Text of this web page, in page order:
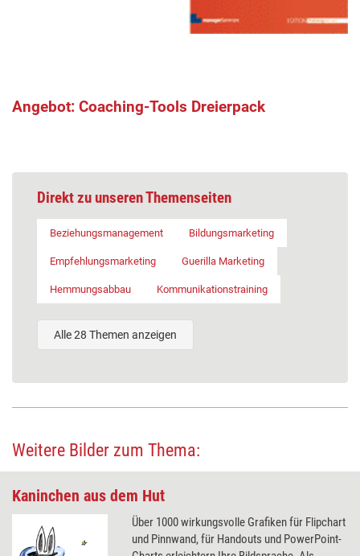
Angebot: Coaching-Tools Dreierpack
Direkt zu unseren Themenseiten
Beziehungsmanagement Bildungsmarketing
Empfehlungsmarketing Guerilla Marketing
Hemmungsabbau Kommunikationstraining
Alle 28 Themen anzeigen
Weitere Bilder zum Thema:
Kaninchen aus dem Hut
Über 1000 wirkungsvolle Grafiken für Flipchart
und Pinnwand, für Handouts und PowerPoint-